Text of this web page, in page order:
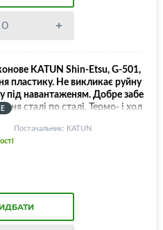
KATUN Shin-Etsu, G-501,
пластику. Не викликає руйну
під навантаженям. Добре забе
сталі по сталі. Термо- і хол
-50°C до +150°C). Вологостійке,
Постачальник: KATUN